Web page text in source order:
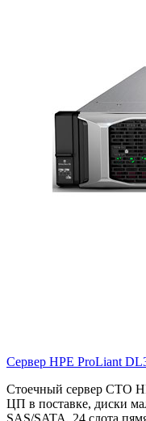
Сервер HPE ProLiant
Стоечный сервер CTO
ЦП в поставке, диски
SAS/SATA, 24 слота